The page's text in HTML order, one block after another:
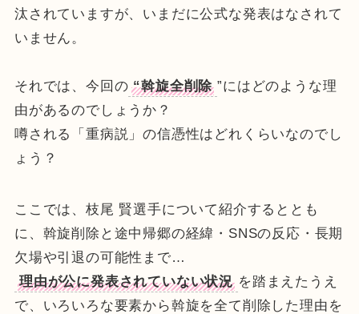
汰されていますが、いまだに公式な発表はなされて
いません。
それでは、今回の “斡旋全削除 ”にはどのような理
由があるのでしょうか？
噂される「重病説」の信憑性はどれくらいなのでし
ょう？
ここでは、枝尾 賢選手について紹介するととも
に、斡旋削除と途中帰郷の経緯・SNSの反応・長期
欠場や引退の可能性まで…
理由が公に発表されていない状況 を踏まえたうえ
で、いろいろな要素から斡旋を全て削除した理由を